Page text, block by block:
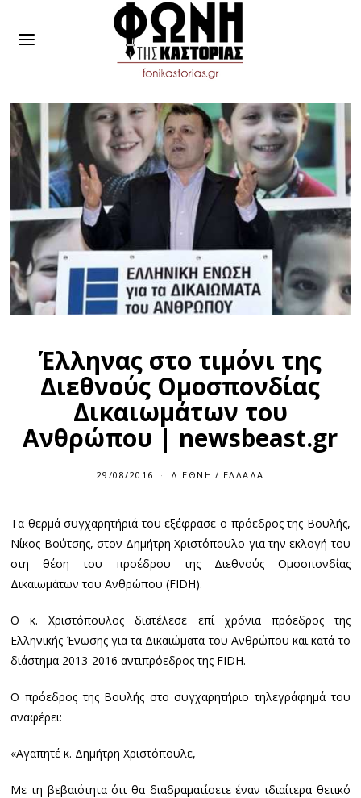
Έλληνας στο τιμόνι της
Διεθνούς Ομοσπονδίας
Δικαιωμάτων του
Ανθρώπου | newsbeast.gr
29/08/2016
8
2
0
1
6
ΔΙΕΘΝΉ / ΕΛΛΆΔΑ
Τα θερμά συγχαρητήριά του εξέφρασε ο πρόεδρος της Βουλής,
Νίκος Βούτσης, στον Δημήτρη Χριστόπουλο για την εκλογή του
στη θέση του προέδρου της Διεθνούς Ομοσπονδίας
Δικαιωμάτων του Ανθρώπου (FIDH).
O κ. Χριστόπουλος διατέλεσε επί χρόνια πρόεδρος της
Ελληνικής Ένωσης για τα Δικαιώματα του Ανθρώπου και κατά το
διάστημα 2013-2016 αντιπρόεδρος της FIDH.
Ο πρόεδρος της Βουλής στο συγχαρητήριο τηλεγράφημά του
αναφέρει:
«Αγαπητέ κ. Δημήτρη Χριστόπουλε,
Με τη βεβαιότητα ότι θα διαδραματίσετε έναν ιδιαίτερα θετικό